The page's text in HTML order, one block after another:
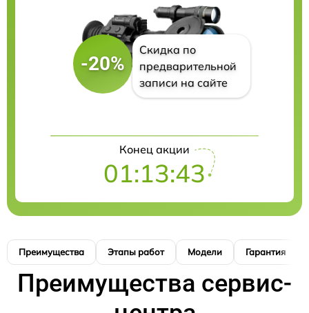
-20%
Скидка по
предварительной
записи на сайте
Конец акции
01:13:42
Преимущества Этапы работ Модели Гарантия
Преимущества сервис-